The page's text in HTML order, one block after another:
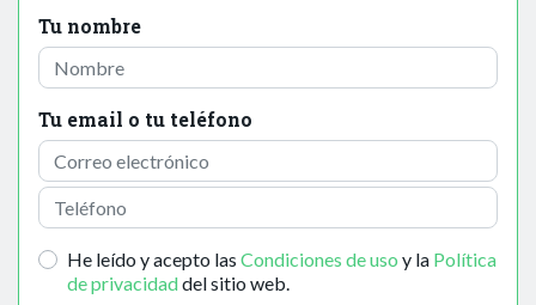
Tu nombre
Tu email o tu teléfono
He leído y acepto las Condiciones de uso y la Política
de privacidaddel sitio web.